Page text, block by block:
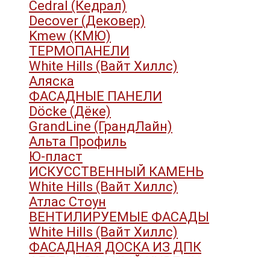
Cedral (Кедрал)
Decover (Дековер)
Kmew (КМЮ)
ТЕРМОПАНЕЛИ
White Hills (Вайт Хиллс)
Аляска
ФАСАДНЫЕ ПАНЕЛИ
Döcke (Дёке)
GrandLine (ГрандЛайн)
Альта Профиль
Ю-пласт
ИСКУССТВЕННЫЙ КАМЕНЬ
White Hills (Вайт Хиллс)
Атлас Стоун
ВЕНТИЛИРУЕМЫЕ ФАСАДЫ
White Hills (Вайт Хиллс)
ФАСАДНАЯ ДОСКА ИЗ ДПК